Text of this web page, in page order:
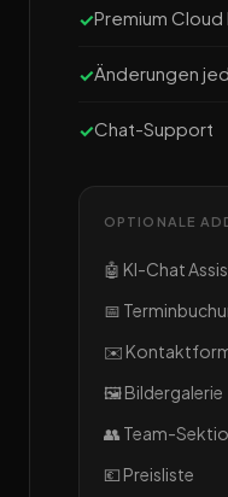
Premium
Änderungen
Chat-Support
OPTIONALE
🤖 KI-Chat
📅
✉️
🖼️ Bildergalerie
👥 Team-
💶 Preisliste